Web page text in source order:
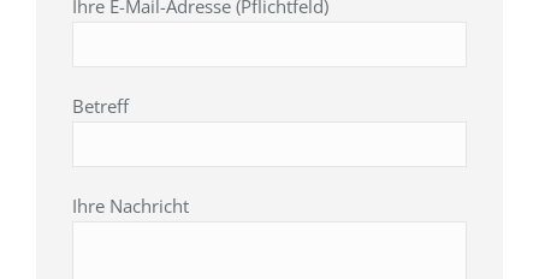
Ihre E-Mail-Adresse (Pflichtfeld)
Betreff
Ihre Nachricht